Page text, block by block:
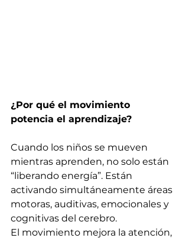
¿Por qué el movimiento
potencia el aprendizaje?
Cuando los niños se mueven
mientras aprenden, no solo están
“liberando energía”. Están
activando simultáneamente áreas
motoras, auditivas, emocionales y
cognitivas del cerebro.
El movimiento mejora la atención,